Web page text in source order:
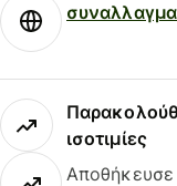
ισοτιμίες
Αποθήκευσε